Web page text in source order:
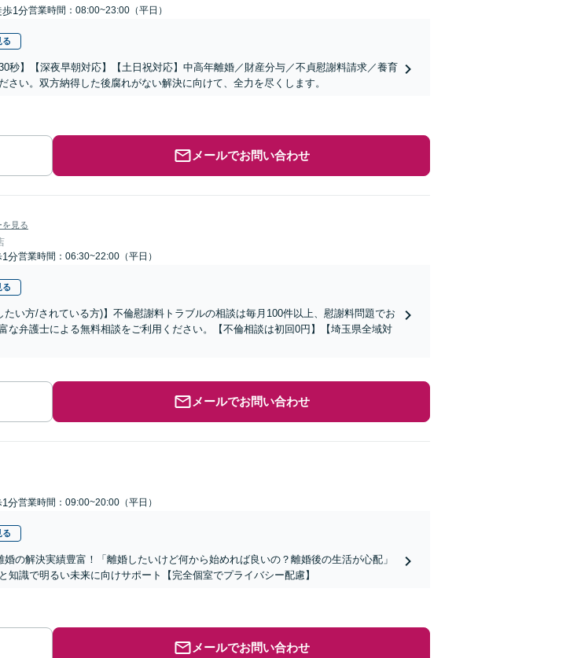
歩1分営業時間：08:00~23:00（平日）
る
秒】【深夜早朝対応】【土日祝対応】中高年離婚／財産分与／不貞慰謝料請求／養育
さい。双方納得した後腐れがない解決に向けて、全力を尽くします。
メールでお問い合わせ
を見る
1分営業時間：06:30~22:00（平日）
る
たい方/されている方)】不倫慰謝料トラブルの相談は毎月100件以上、慰謝料問題でお
な弁護士による無料相談をご利用ください。【不倫相談は初回0円】【埼玉県全域対
メールでお問い合わせ
1分営業時間：09:00~20:00（平日）
る
婚の解決実績豊富！「離婚したいけど何から始めれば良いの？離婚後の生活が心配」
知識で明るい未来に向けサポート【完全個室でプライバシー配慮】
メールでお問い合わせ